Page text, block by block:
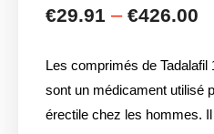
Les comprimés de Tadalafil
sont un médicament utilisé
érectile chez les hommes. Il